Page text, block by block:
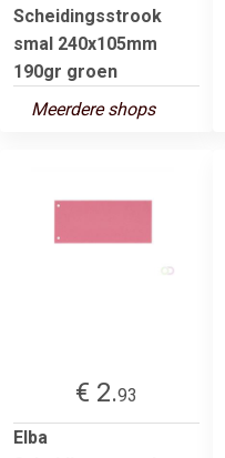
Scheidingsstrook
smal 240x105mm
190gr groen
Meerdere shops
€ 2.93
Elba